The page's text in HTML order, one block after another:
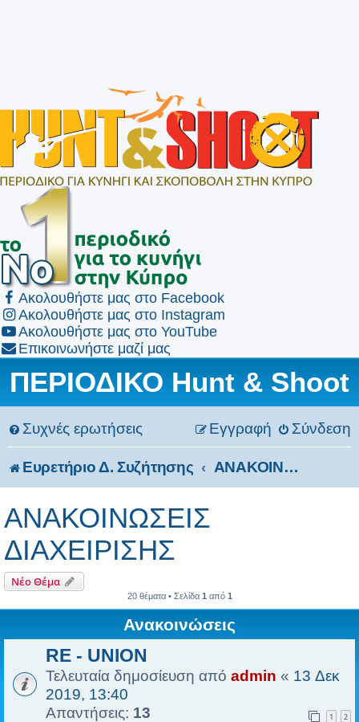
Ακολουθήστε μας στο Facebook
Ακολουθήστε μας στο Instagram
Ακολουθήστε μας στο YouTube
Επικοινωνήστε μαζί μας
ΠΕΡΙΟΔΙΚΟ Hunt & Shoot
Συχνές ερωτήσεις Σύνδεση
Εγγραφή
Ευρετήριο Δ. Συζήτησης ΑΝΑΚΟΙΝΩΣΕΙΣ ΔΙΑΧΕΙΡΙΣΗΣ
ΑΝΑΚΟΙΝΩΣΕΙΣ
ΔΙΑΧΕΙΡΙΣΗΣ
Νέο Θέμα
20 θέματα • Σελίδα 1 από 1
Ανακοινώσεις
RE - UNION
Τελευταία δημοσίευση από admin « 13 Δεκ
2019, 13:40
Απαντήσεις: 13 1 2